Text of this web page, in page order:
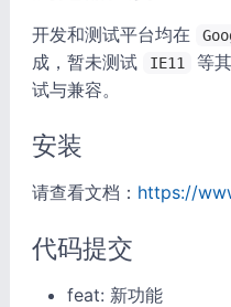
开发和测试平台均在
成，暂未测试
IE11
等
试与兼容。
安装
请查看文档： https://
代码提交
feat: 新功能